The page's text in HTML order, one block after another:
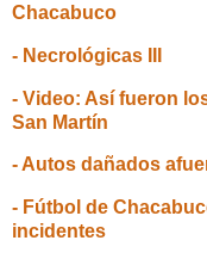
Chacabuco
- Necrológicas III
- Video: Así fueron
San Martín
- Autos dañados
- Fútbol de
incidentes